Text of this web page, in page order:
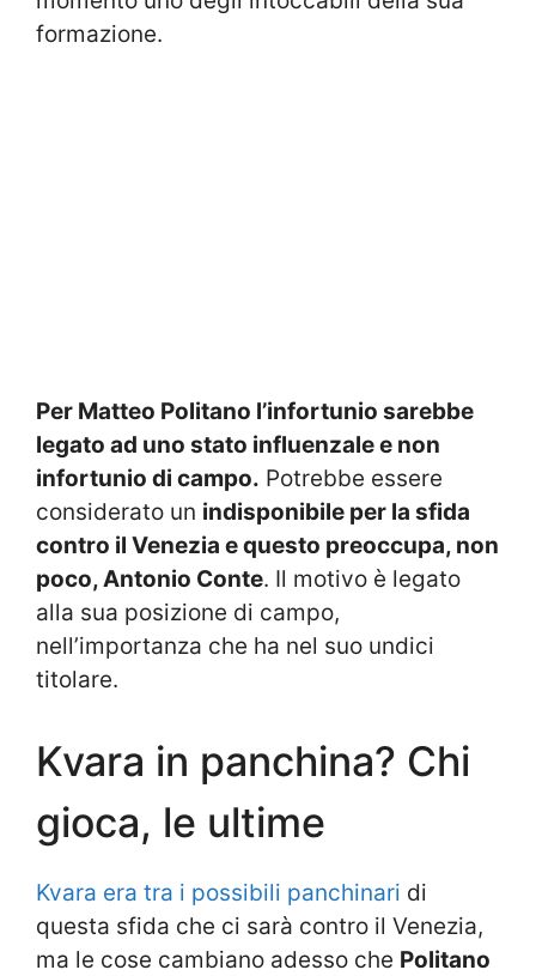
formazione.
Per Matteo Politano l’infortunio sarebbe
legato ad uno stato influenzale e non
infortunio di campo. Potrebbe essere
considerato un indisponibile per la sfida
contro il Venezia e questo preoccupa, non
poco, Antonio Conte. Il motivo è legato
alla sua posizione di campo,
nell’importanza che ha nel suo undici
titolare.
Kvara in panchina? Chi
gioca, le ultime
Kvara era tra i possibili panchinari di
questa sfida che ci sarà contro il Venezia,
ma le cose cambiano adesso che Politano